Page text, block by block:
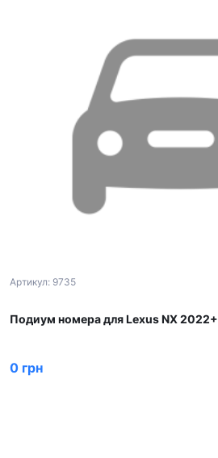
Артикул: 9735
Подиум номера для Lexus NX 2022+
0 грн